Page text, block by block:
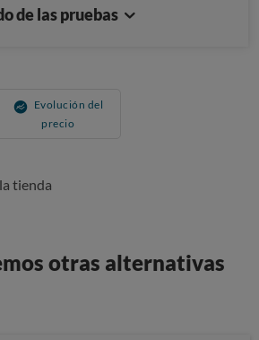
de las pruebas
Evolución del
precio
tienda
otras alternativas